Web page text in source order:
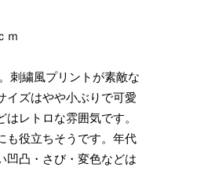
ｍ
刺繍風プリントが素敵な
イズはやや小ぶりで可愛
レトロな雰囲気です。
も役立ちそうです。年代
凹凸・さび・変色などは